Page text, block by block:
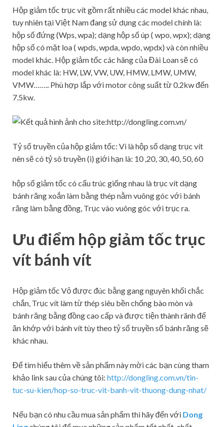
Hộp giảm tốc trục vít gồm rất nhiều các model khác nhau,
tuy nhiên tại Việt Nam đang sử dụng các model chính là:
hộp số đứng (Wps, wpa); dạng hộp số úp ( wpo, wpx); dạng
hộp số có mặt loa ( wpds, wpda, wpdo, wpdx) và còn nhiều
model khác. Hộp giảm tốc các hãng của Đài Loan sẽ có
model khác là: HW, LW, VW, UW, HMW, LMW, UMW,
VMW…….. Phù hợp lắp với motor công suất từ 0.2kw đến
7.5kw.
Tỷ số truyền của hộp giảm tốc: Vì là hộp số dạng trục vít
nên sẽ có tỷ sô truyền (i) giới hạn là: 10 ,20, 30, 40, 50, 60
hộp số giảm tốc có cấu trúc giống nhau là trục vít dạng
bánh răng xoắn làm bằng thép nằm vuông góc với bánh
răng làm bằng đồng, Trục vào vuông góc với trục ra.
Ưu điểm hộp giảm tốc trục
vít bánh vít
Hộp giảm tốc Vỏ được đúc bằng gang nguyên khối chắc
chắn, Trục vít làm từ thép siêu bền chống bào mòn và
bánh răng bằng đồng cao cấp và được tiện thành rãnh để
ăn khớp với bánh vít tùy theo tỷ số truyền số bánh răng sẽ
khác nhau.
Để tìm hiểu thêm về sản phẩm này mời các bạn cùng tham
khảo link sau của chúng tôi: http://dongling.com.vn/tin-
tuc-su-kien/hop-so-truc-vit-banh-vit-thuong-dung-nhat/
Nếu bạn có nhu cầu mua sản phẩm thì hãy đến với Dong